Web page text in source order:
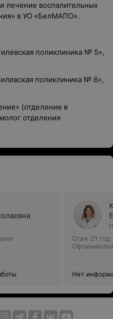
лечение воспалительных
в УО «БелМАПО».
поликлиника № 5»,
поликлиника № 6»,
(отделение в
отделения
Стаж 21 год
Нет